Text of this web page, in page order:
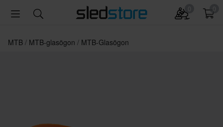
MTB MTB-glasögon MTB-Glasögon